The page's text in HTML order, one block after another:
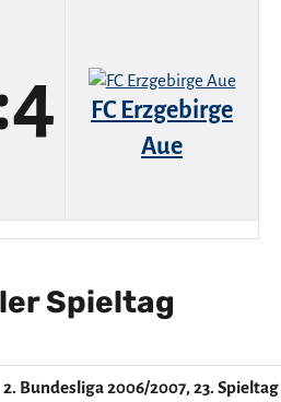
FC Erzgebirge
Aue
Spieltag
2. Bundesliga 2006/2007, 23. Spieltag